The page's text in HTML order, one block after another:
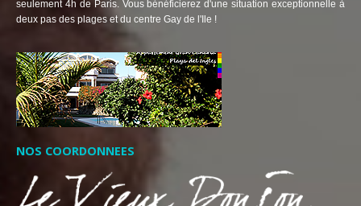
seulement 4h de Paris. Vous bénéficierez d'une situation exceptionnelle à
deux pas des plages et du centre Gay de l'Ile !
NOS COORDONNEES